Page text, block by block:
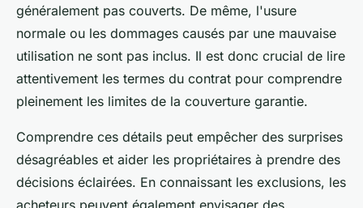
généralement pas couverts. De même, l'usure
normale ou les dommages causés par une mauvaise
utilisation ne sont pas inclus. Il est donc crucial de lire
attentivement les termes du contrat pour comprendre
pleinement les limites de la couverture garantie.
Comprendre ces détails peut empêcher des surprises
désagréables et aider les propriétaires à prendre des
décisions éclairées. En connaissant les exclusions, les